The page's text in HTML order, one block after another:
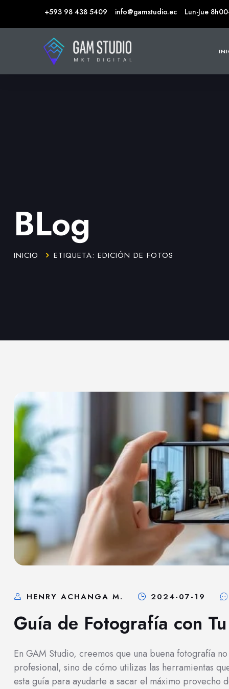
+593 98 438 5409 info@gamstudio.ec Lun-Jue
BLog
INICIO ETIQUETA: EDICIÓN DE FOTOS
HENRY ACHANGA M. 2024-07-19
Guía de Fotografía con
En GAM Studio, creemos que una buena fotografía
profesional, sino de cómo utilizas las herramientas
esta guía para ayudarte a sacar el máximo provecho